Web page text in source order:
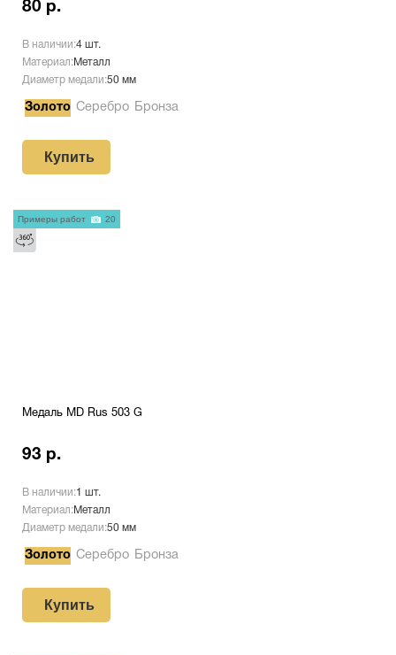
80 р.
В наличии:4 шт.
Материал:Металл
Диаметр медали:50 мм
Золото Серебро Бронза
Купить
Медаль MD Rus 503 G
93 р.
В наличии:1 шт.
Материал:Металл
Диаметр медали:50 мм
Золото Серебро Бронза
Купить
Примеры работ 20